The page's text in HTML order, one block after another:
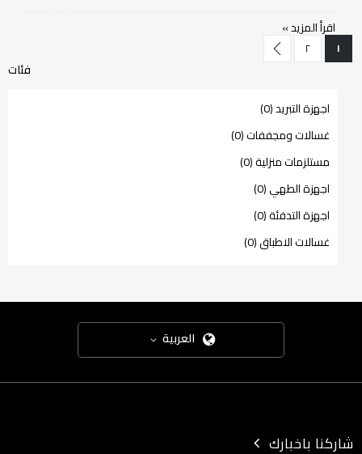
اقرأ المزيد »
حقيبة
حاليا انت تقرأ الصفحة١ حقيبة
٢
فئات
اجهزة التبريد (0)
غسالات ومجففات (0)
مستلزمات منزلية (0)
اجهزة الطهي (0)
اجهزة التدفئة (0)
غسالات الاطباق (0)
العربية
شاركنا باخبارك